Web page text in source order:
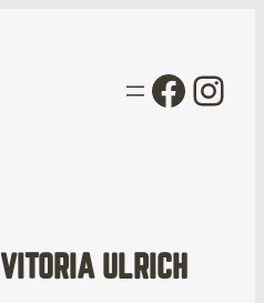
VITORIA ULRICH